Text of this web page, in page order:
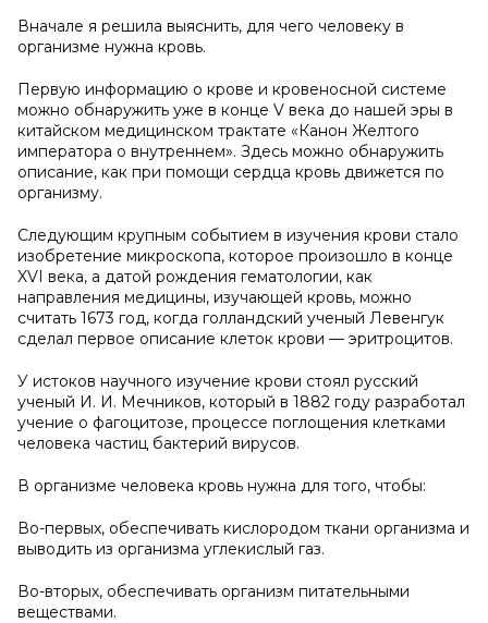
Вначале я решила выяснить, для чего человеку в
организме нужна кровь.
Первую информацию о крове и кровеносной системе
можно обнаружить уже в конце V века до нашей эры в
китайском медицинском трактате «Канон Желтого
императора о внутреннем». Здесь можно обнаружить
описание, как при помощи сердца кровь движется по
организму.
Следующим крупным событием в изучения крови стало
изобретение микроскопа, которое произошло в конце
XVI века, а датой рождения гематологии, как
направления медицины, изучающей кровь, можно
считать 1673 год, когда голландский ученый Левенгук
сделал первое описание клеток крови — эритроцитов.
У истоков научного изучение крови стоял русский
ученый И. И. Мечников, который в 1882 году разработал
учение о фагоцитозе, процессе поглощения клетками
человека частиц бактерий вирусов.
В организме человека кровь нужна для того, чтобы:
Во-первых, обеспечивать кислородом ткани организма и
выводить из организма углекислый газ.
Во-вторых, обеспечивать организм питательными
веществами.